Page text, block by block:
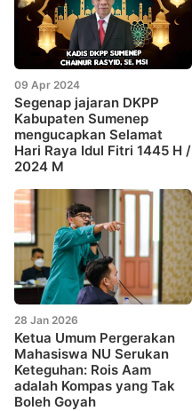
09 Apr 2024
Segenap jajaran DKPP
Kabupaten Sumenep
mengucapkan Selamat
Hari Raya Idul Fitri 1445 H /
2024 M
28 Jan 2026
Ketua Umum Pergerakan
Mahasiswa NU Serukan
Keteguhan: Rois Aam
adalah Kompas yang Tak
Boleh Goyah